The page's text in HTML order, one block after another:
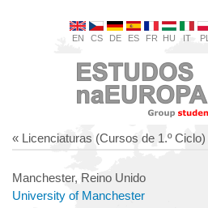
EN CS DE ES FR HU IT PL
« Licenciaturas (Cursos de 1.º Ciclo)
Manchester, Reino Unido
University of Manchester